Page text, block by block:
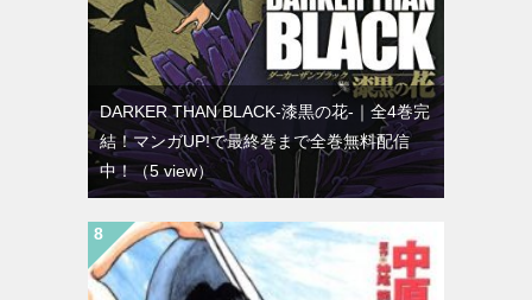
DARKER THAN BLACK-漆黒の花-｜全4巻完
結！マンガUP!で最終巻まで全巻無料配信
中！（5 view）